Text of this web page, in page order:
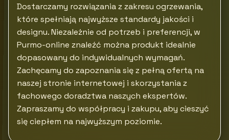
Dostarczamy rozwiązania z zakresu ogrzewania,
które spełniają najwyższe standardy jakości i
designu. Niezależnie od potrzeb i preferencji, w
Purmo-online znaleźć można produkt idealnie
dopasowany do indywidualnych wymagań.
Zachęcamy do zapoznania się z pełną ofertą na
naszej stronie internetowej i skorzystania z
fachowego doradztwa naszych ekspertów.
Zapraszamy do współpracy i zakupu, aby cieszyć
się ciepłem na najwyższym poziomie.